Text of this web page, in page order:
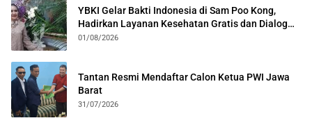
YBKI Gelar Bakti Indonesia di Sam Poo Kong,
Hadirkan Layanan Kesehatan Gratis dan Dialog
Kebangsaan
01/08/2026
Tantan Resmi Mendaftar Calon Ketua PWI Jawa
Barat
31/07/2026